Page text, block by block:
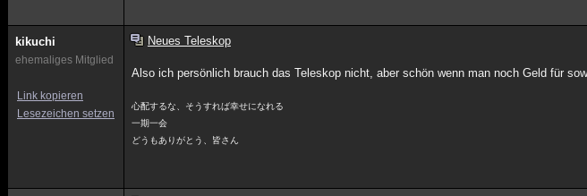
kikuchi
ehemaliges Mitglied
Link kopieren
Lesezeichen setzen
Neues Teleskop
Also ich persönlich brauch das Teleskop nicht, aber schön wenn man noch Geld für
心配するな、そうすれば幸せになれる
一期一会
どうもありがとう、皆さん